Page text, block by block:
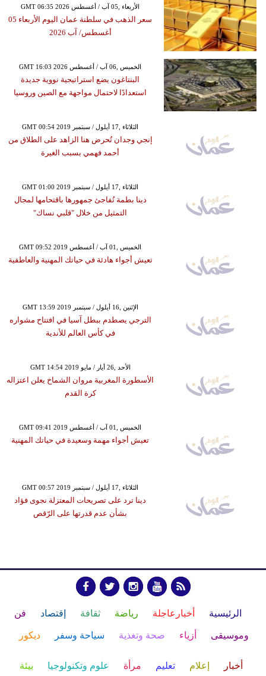
GMT 06:35 2026 الأربعاء ,05 آب / أغسطس
سعر الذهب في سلطنة عمان اليوم الأربعاء 05
أغسطس/ آب 2026
GMT 16:03 2026 الخميس ,06 آب / أغسطس
البنتاغون يضع استراتيجية نووية جديدة
استعدادًا لاحتمال مواجهة مع الصين وروسيا
GMT 00:54 2019 الثلاثاء ,17 أيلول / سبتمبر
إنجي وجدان تُحرض هنا الزاهد على الطلاق من
أحمد فهمي بسبب الغيرة
GMT 01:00 2019 الثلاثاء ,17 أيلول / سبتمبر
دينا بطمة تُفاجئ جمهورها باقتحامها لمجال
التمثيل من خلال "قلبي نساك"
GMT 09:52 2019 الخميس ,01 آب / أغسطس
تعيش أجواء هادئة في حياتك المهنية والعاطفية
GMT 13:59 2019 الإثنين ,16 أيلول / سبتمبر
الترجي يصطدم ببطل آسيا في افتتاح مشواره
في كأس العالم للأندية
GMT 14:54 2019 الأحد ,26 أيار / مايو
الأسطورة المغربية مروان الشماخ يعلن اعتزاله
كرة القدم
GMT 09:41 2019 الخميس ,01 آب / أغسطس
تعيش أجواء مهمة وسعيدة في حياتك المهنية
GMT 00:57 2019 الثلاثاء ,17 أيلول / سبتمبر
دينا ترد على تصريحات المعتزلة نجوى فؤاد
بشأن عدم قدرتها على الرّقص
الرئيسية أخبارعاجلة رياضة ثقافة إقتصاد فن
وموسيقى أزياء صحة وتغذية سياحة وسفر ديكور
أخبار إعلام تعليم مرأة علوم وتكنولوجيا بيئة